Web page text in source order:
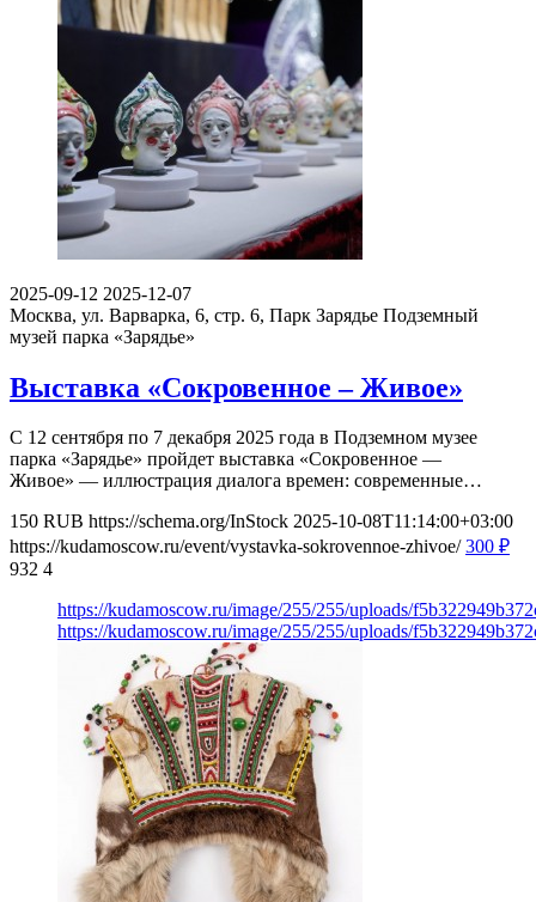
2025-09-12 2025-12-07
Москва, ул. Варварка, 6, стр. 6, Парк Зарядье Подземный
музей парка «Зарядье»
Выставка «Сокровенное – Живое»
С 12 сентября по 7 декабря 2025 года в Подземном музее
парка «Зарядье» пройдет выставка «Сокровенное —
Живое» — иллюстрация диалога времен: современные…
150 RUB https://schema.org/InStock 2025-10-08T11:14:00+03:00
https://kudamoscow.ru/event/vystavka-sokrovennoe-zhivoe/ 300 ₽
932 4
https://kudamoscow.ru/image/255/255/uploads/
https://kudamoscow.ru/image/255/255/uploads/